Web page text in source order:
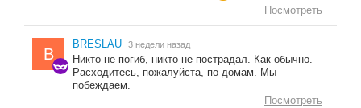
Посмотреть
B
BRESLAU 3 недели назад
Никто не погиб, никто не пострадал. Как обычно.
Расходитесь, пожалуйста, по домам. Мы
побеждаем.
Посмотреть